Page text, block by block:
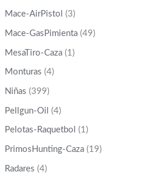
Mace-AirPistol (3)
Mace-GasPimienta (49)
MesaTiro-Caza (1)
Monturas (4)
Niñas (399)
Pellgun-Oil (4)
Pelotas-Raquetbol (1)
PrimosHunting-Caza (19)
Radares (4)